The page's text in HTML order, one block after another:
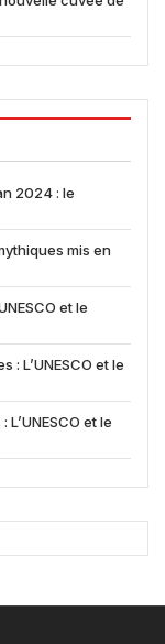
2024 : le
mis en
et le
: L’UNESCO et le
et le